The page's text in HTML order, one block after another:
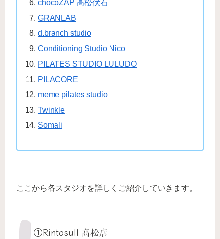
chocoZAP 高松伏石
GRANLAB
d.branch studio
Conditioning Studio Nico
PILATES STUDIO LULUDO
PILACORE
meme pilates studio
Twinkle
Somali
ここから各スタジオを詳しくご紹介していきます。
①Rintosull 高松店